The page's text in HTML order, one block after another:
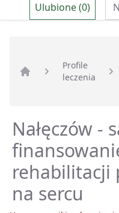
Ulubione (0)
Strona główna
Profile
leczenia
Nałęczów -
rehabilitacji
na sercu